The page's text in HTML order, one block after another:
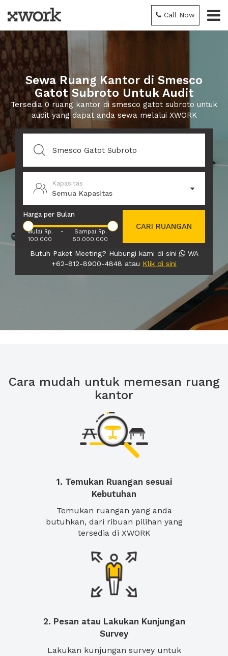
Call Now
Sewa Ruang Kantor di Smesco
Gatot Subroto Untuk Audit
Tersedia 0 ruang kantor di smesco gatot subroto untuk
audit yang dapat anda sewa melalui XWORK
Kapasitas
Semua Kapasitas
Harga per Bulan
Mulai Rp.
100.000
-
Sampai Rp.
50.000.000
CARI RUANGAN
Butuh Paket Meeting? Hubungi kami di sini
WA
+62-812-8900-4848 atau Klik di sini
Cara mudah untuk memesan ruang
kantor
1. Temukan Ruangan sesuai
Kebutuhan
Temukan ruangan yang anda
butuhkan, dari ribuan pilihan yang
tersedia di XWORK
2. Pesan atau Lakukan Kunjungan
Survey
Lakukan kunjungan survey untuk